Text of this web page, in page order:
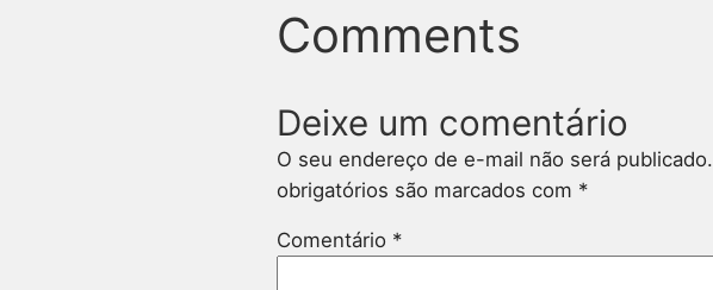
Comments
Deixe um comentário
O seu endereço de e-mail não será publicado.
obrigatórios são marcados com *
Comentário *